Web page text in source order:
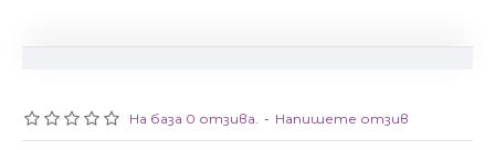
На база 0 отзива. - Напишете отзив